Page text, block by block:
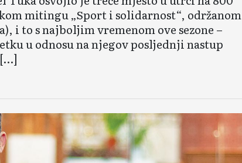
mitingu „Sport i solidarnost“, održanom
i to s najboljim vremenom ove sezone –
u odnosu na njegov posljednji nastup